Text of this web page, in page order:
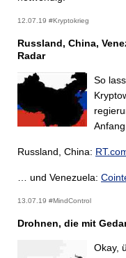
12.07.19 #Kryptokrieg
Russland, China,
Radar
So
Russland, China:
… und Venezuela:
13.07.19 #MindControl
Drohnen, die mit
Okay,